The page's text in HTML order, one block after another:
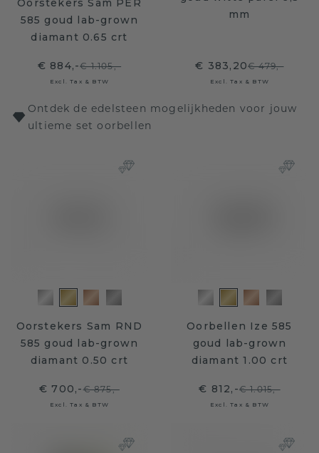
Oorstekers Sam PER
585 goud lab-grown
diamant 0.65 crt
€ 884,-€ 1.105,-
Excl. Tax & BTW
mm
€ 383,20€ 479,-
Excl. Tax & BTW
Ontdek de edelsteen mogelijkheden voor jouw
ultieme set oorbellen
Oorstekers Sam RND
585 goud lab-grown
diamant 0.50 crt
€ 700,-€ 875,-
Excl. Tax & BTW
Oorbellen Ize 585
goud lab-grown
diamant 1.00 crt
€ 812,-€ 1.015,-
Excl. Tax & BTW